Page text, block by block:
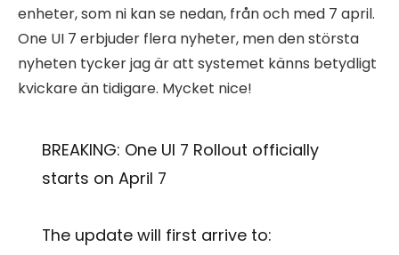
enheter, som ni kan se nedan, från och med 7 april.
One UI 7 erbjuder flera nyheter, men den största
nyheten tycker jag är att systemet känns betydligt
kvickare än tidigare. Mycket nice!
BREAKING: One UI 7 Rollout officially
starts on April 7
The update will first arrive to: